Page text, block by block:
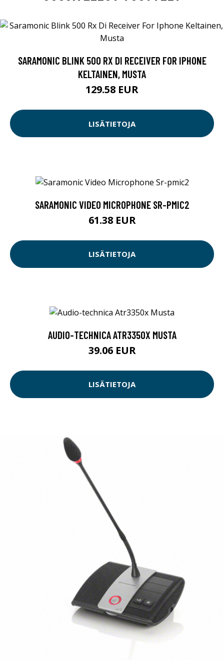
SARAMONIC BLINK 500 RX DI RECEIVER FOR IPHONE
KELTAINEN, MUSTA
129.58 EUR
LISÄTIETOJA
SARAMONIC VIDEO MICROPHONE SR-PMIC2
61.38 EUR
LISÄTIETOJA
AUDIO-TECHNICA ATR3350X MUSTA
39.06 EUR
LISÄTIETOJA